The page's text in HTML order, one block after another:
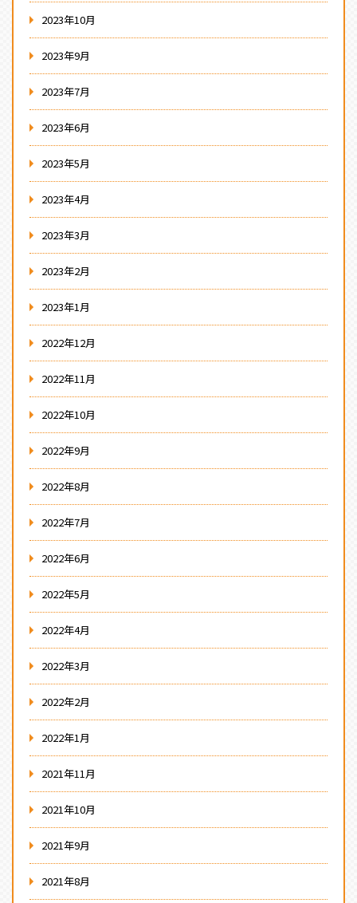
2023年10月
2023年9月
2023年7月
2023年6月
2023年5月
2023年4月
2023年3月
2023年2月
2023年1月
2022年12月
2022年11月
2022年10月
2022年9月
2022年8月
2022年7月
2022年6月
2022年5月
2022年4月
2022年3月
2022年2月
2022年1月
2021年11月
2021年10月
2021年9月
2021年8月